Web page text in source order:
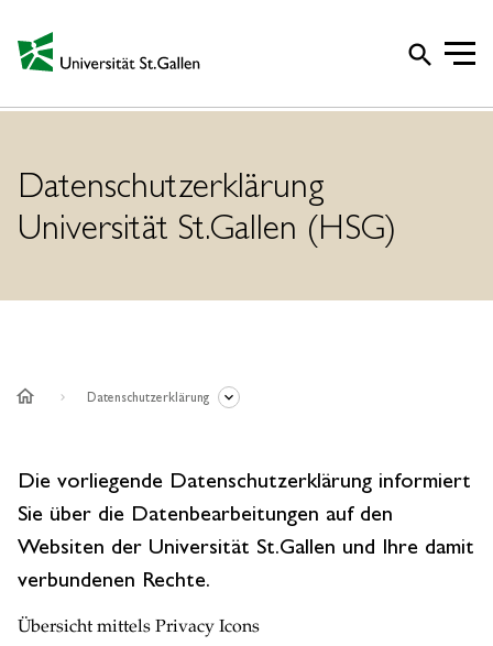
search
Datenschutzerklärung
Universität St.Gallen (HSG)
home Datenschutzerklärung
Die vorliegende Datenschutzerklärung informiert
Sie über die Datenbearbeitungen auf den
Websiten der Universität St.Gallen und Ihre damit
verbundenen Rechte.
Übersicht mittels Privacy Icons